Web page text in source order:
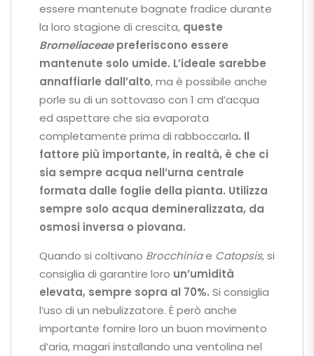
essere mantenute bagnate fradice durante
la loro stagione di crescita, queste
Bromeliaceaepreferiscono essere
mantenute solo umide. L’ideale sarebbe
annaffiarle dall’alto, ma è possibile anche
porle su di un sottovaso con 1 cm d’acqua
ed aspettare che sia evaporata
completamente prima di rabboccarla. Il
fattore più importante, in realtà, è che ci
sia sempre acqua nell’urna centrale
formata dalle foglie della pianta. Utilizza
sempre solo acqua demineralizzata, da
osmosi inversa o piovana.
Quando si coltivano Brocchiniae Catopsis, si
consiglia di garantire loro un’umidità
elevata, sempre sopra al 70%. Si consiglia
l’uso di un nebulizzatore. È però anche
importante fornire loro un buon movimento
d’aria, magari installando una ventolina nel